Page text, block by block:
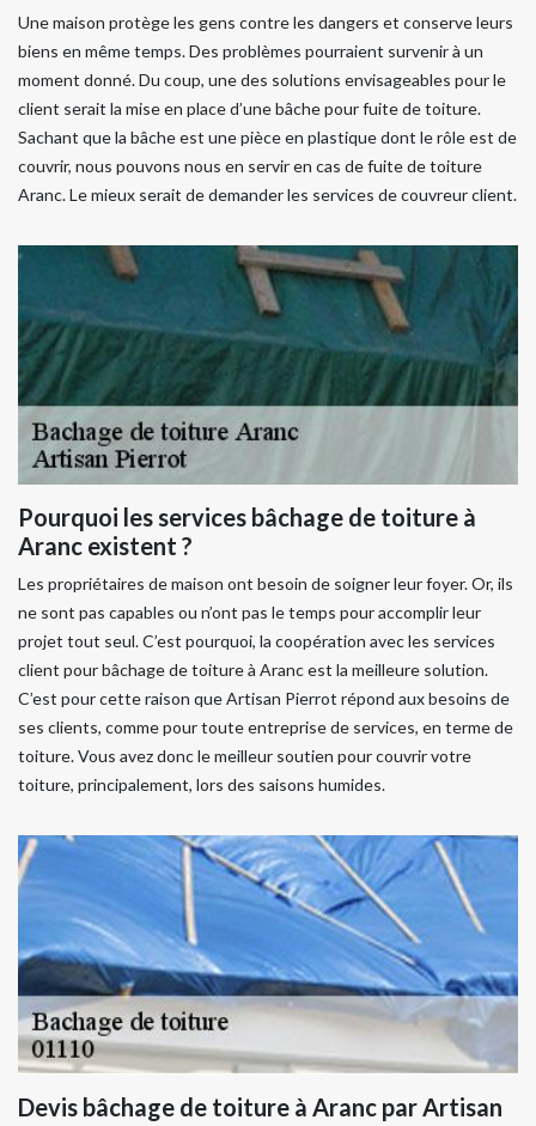
Une maison protège les gens contre les dangers et conserve leurs
biens en même temps. Des problèmes pourraient survenir à un
moment donné. Du coup, une des solutions envisageables pour le
client serait la mise en place d’une bâche pour fuite de toiture.
Sachant que la bâche est une pièce en plastique dont le rôle est de
couvrir, nous pouvons nous en servir en cas de fuite de toiture
Aranc. Le mieux serait de demander les services de couvreur client.
Pourquoi les services bâchage de toiture à
Aranc existent ?
Les propriétaires de maison ont besoin de soigner leur foyer. Or, ils
ne sont pas capables ou n’ont pas le temps pour accomplir leur
projet tout seul. C’est pourquoi, la coopération avec les services
client pour bâchage de toiture à Aranc est la meilleure solution.
C’est pour cette raison que Artisan Pierrot répond aux besoins de
ses clients, comme pour toute entreprise de services, en terme de
toiture. Vous avez donc le meilleur soutien pour couvrir votre
toiture, principalement, lors des saisons humides.
Devis bâchage de toiture à Aranc par Artisan